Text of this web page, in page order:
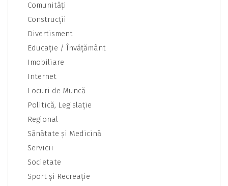
Comunităţi
Construcţii
Divertisment
Educaţie / Învăţământ
Imobiliare
Internet
Locuri de Muncă
Politică, Legislaţie
Regional
Sănătate şi Medicină
Servicii
Societate
Sport şi Recreaţie